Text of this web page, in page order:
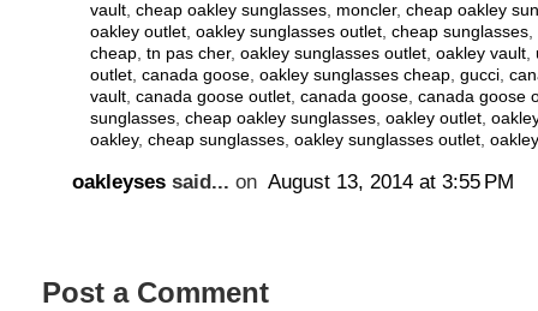
vault, cheap oakley sunglasses, moncler, cheap oakley
oakley outlet, oakley sunglasses outlet, cheap sunglasses,
cheap, tn pas cher, oakley sunglasses outlet, oakley vault,
outlet, canada goose, oakley sunglasses cheap, gucci,
vault, canada goose outlet, canada goose, canada goose
sunglasses, cheap oakley sunglasses, oakley outlet,
oakley, cheap sunglasses, oakley sunglasses outlet,
oakleyses said... on August 13, 2014 at 3:55 PM
Post a Comment